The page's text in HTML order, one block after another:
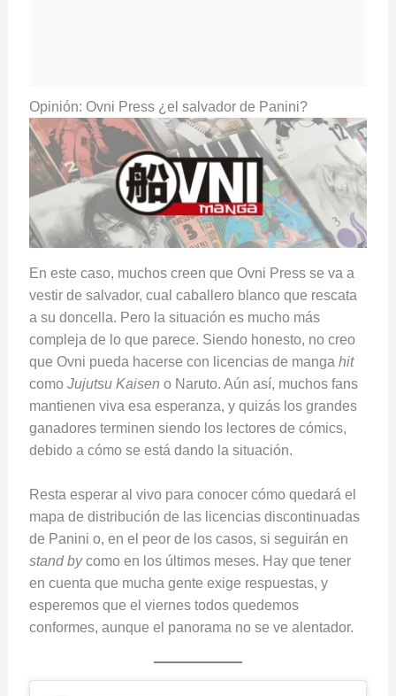
Opinión: Ovni Press ¿el salvador de Panini?
En este caso, muchos creen que Ovni Press se va a
vestir de salvador, cual caballero blanco que rescata
a su doncella. Pero la situación es mucho más
compleja de lo que parece. Siendo honesto, no creo
que Ovni pueda hacerse con licencias de manga hit
como Jujutsu Kaisen o Naruto. Aún así, muchos fans
mantienen viva esa esperanza, y quizás los grandes
ganadores terminen siendo los lectores de cómics,
debido a cómo se está dando la situación.
Resta esperar al vivo para conocer cómo quedará el
mapa de distribución de las licencias discontinuadas
de Panini o, en el peor de los casos, si seguirán en
stand bycomo en los últimos meses. Hay que tener
en cuenta que mucha gente exige respuestas, y
esperemos que el viernes todos quedemos
conformes, aunque el panorama no se ve alentador.